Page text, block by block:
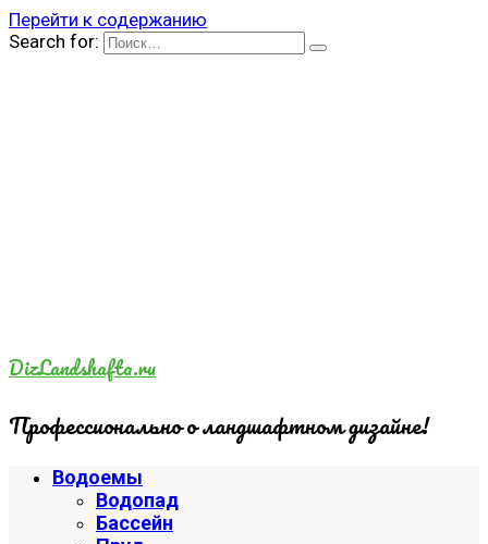
Перейти к содержанию
Search for:
DizLandshafta.ru
Профессионально о ландшафтном дизайне!
Водоемы
Водопад
Бассейн